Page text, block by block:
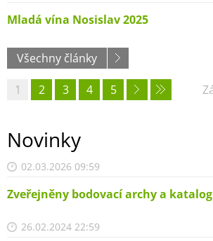
Mladá vína Nosislav 2025
Všechny články
1 2 3 4 5
Novinky
02.03.2026 09:59
Zveřejněny bodovací archy a katalog
26.02.2024 22:59